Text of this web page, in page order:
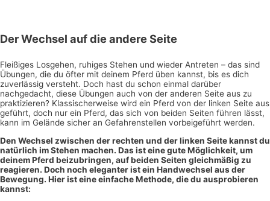
Der Wechsel auf die andere Seite
Fleißiges Losgehen, ruhiges Stehen und wieder Antreten – das sind
Übungen, die du öfter mit deinem Pferd üben kannst, bis es dich
zuverlässig versteht. Doch hast du schon einmal darüber
nachgedacht, diese Übungen auch von der anderen Seite aus zu
praktizieren? Klassischerweise wird ein Pferd von der linken Seite aus
geführt, doch nur ein Pferd, das sich von beiden Seiten führen lässt,
kann im Gelände sicher an Gefahrenstellen vorbeigeführt werden.
Den Wechsel zwischen der rechten und der linken Seite kannst du
natürlich im Stehen machen. Das ist eine gute Möglichkeit, um
deinem Pferd beizubringen, auf beiden Seiten gleichmäßig zu
reagieren. Doch noch eleganter ist ein Handwechsel aus der
Bewegung. Hier ist eine einfache Methode, die du ausprobieren
kannst: